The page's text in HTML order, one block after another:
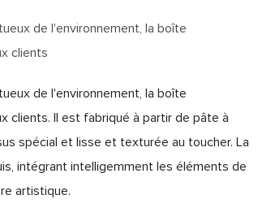
de l'environnement, la boîte
clients
de l'environnement, la boîte
clients. Il est fabriqué à partir de pâte à
spécial et lisse et texturée au toucher. La
intégrant intelligemment les éléments de
artistique.